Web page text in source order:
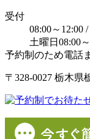
受付
08:00～12:00
土曜日08:00
予約制のため電話
〒328-0027 栃⽊県